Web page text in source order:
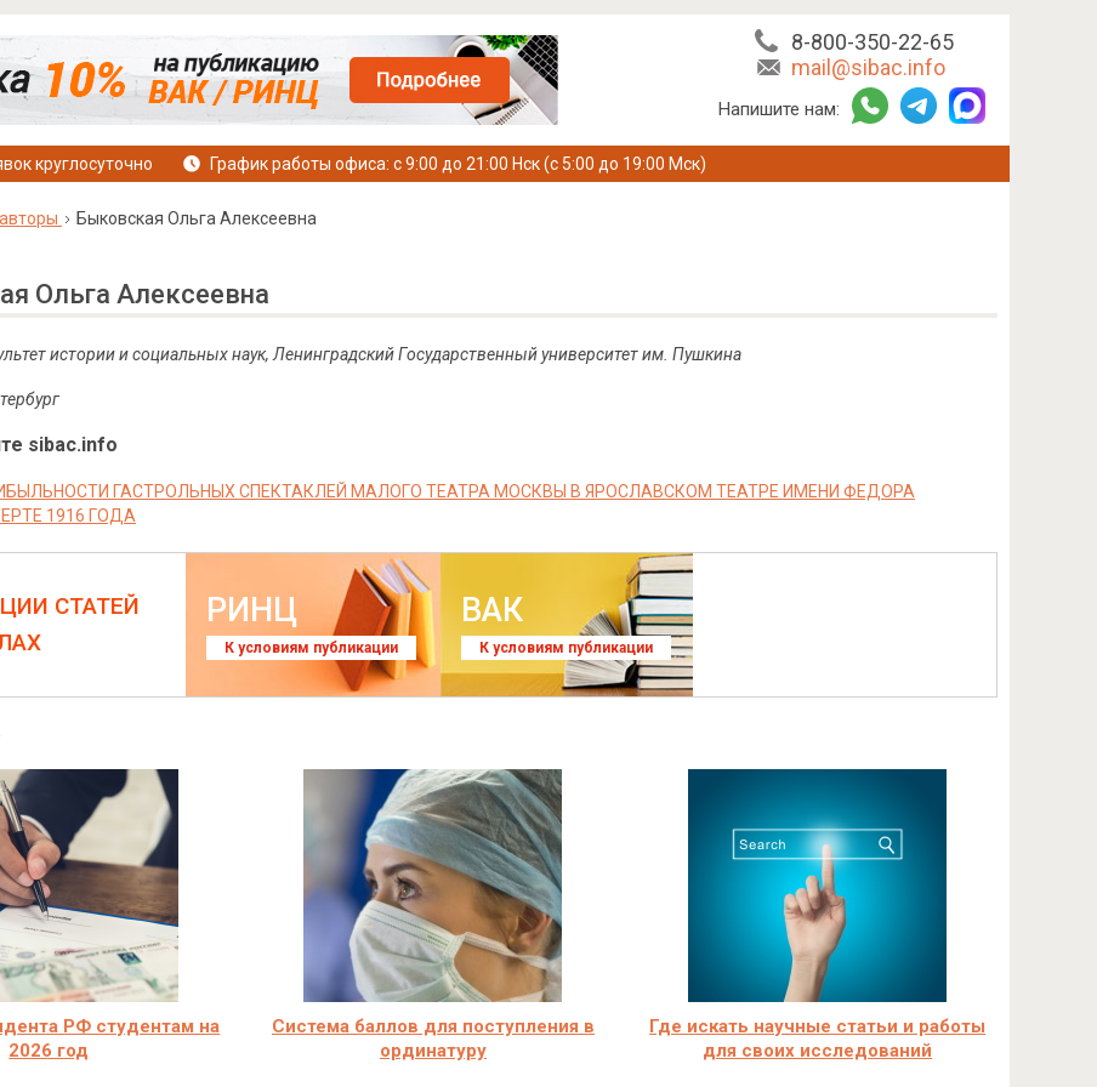
8-800-350-22-65
mail@sibac.info
Напишите нам:
круглосуточно График работы офиса: с 9:00 до 21:00 Нск (с 5:00 до 19:00 Мск)
Быковская Ольга Алексеевна
Ольга Алексеевна
истории и социальных наук, Ленинградский Государственный университет им. Пушкина
sibac.info
ГАСТРОЛЬНЫХ СПЕКТАКЛЕЙ МАЛОГО ТЕАТРА МОСКВЫ В ЯРОСЛАВСКОМ ТЕАТРЕ ИМЕНИ ФЕДОРА
1916 ГОДА
СТАТЕЙ
РИНЦ
К условиям публикации
ВАК
К условиям публикации
РФ студентам на
2026 год
Система баллов для поступления в
ординатуру
Где искать научные статьи и работы
для своих исследований